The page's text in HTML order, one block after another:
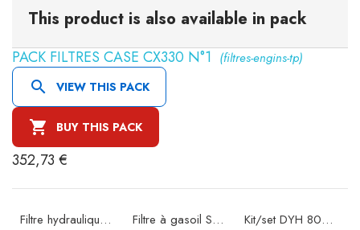
This product is also available in pack
PACK FILTRES CASE CX330 N°1 (filtres-engins-tp)
 VIEW THIS PACK
 BUY THIS PACK
352,73 €
Filtre hydraulique de pilotage SH60719 Filtre à gasoil SN1212 Kit/set DYH 80000